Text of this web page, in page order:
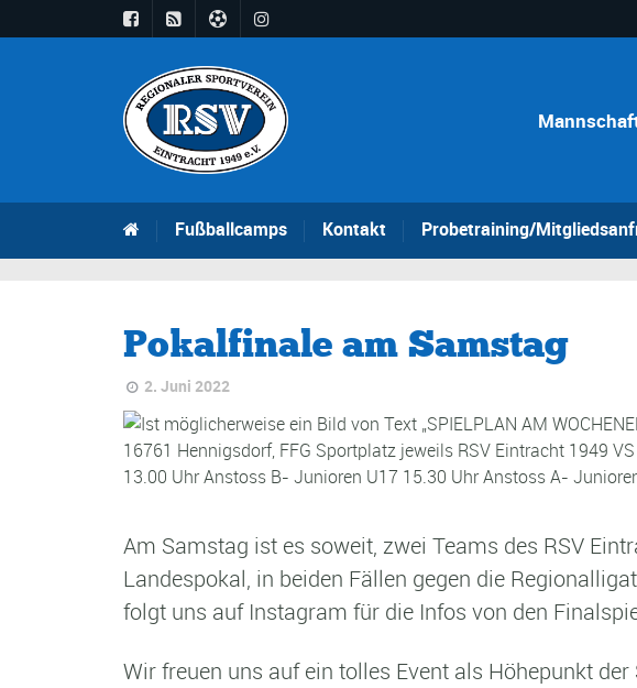
Fußballcamps Kontakt Probetraining/
Pokalfinale am Samstag
2. Juni 2022
Am Samstag ist es soweit, zwei Teams des RSV
Landespokal, in beiden Fällen gegen die
folgt uns auf Instagram für die Infos von den
Wir freuen uns auf ein tolles Event als Höhepunkt